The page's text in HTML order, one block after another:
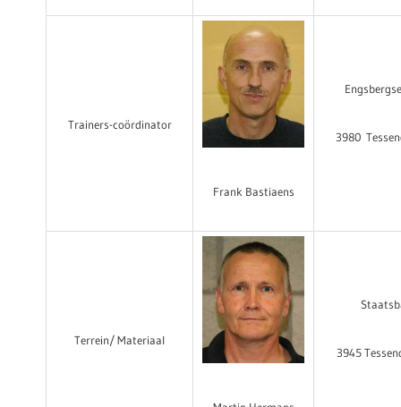
Trainers-coördinator
Frank Bastiaens
3980
Terrein/ Materiaal
3945